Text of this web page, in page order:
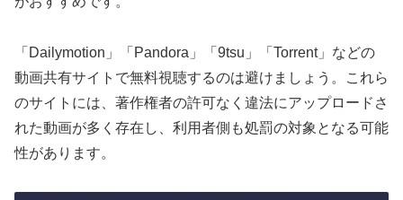
「Dailymotion」「Pandora」「9tsu」「Torrent」などの
動画共有サイトで無料視聴するのは避けましょう。これら
のサイトには、著作権者の許可なく違法にアップロードさ
れた動画が多く存在し、利用者側も処罰の対象となる可能
性があります。